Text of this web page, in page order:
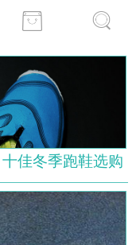
佳冬季跑鞋选购